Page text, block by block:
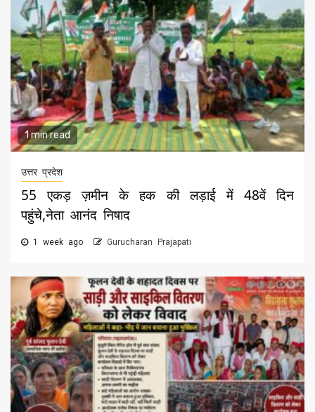
1 min read
उत्तर प्रदेश
55 एकड़ ज़मीन के हक की लड़ाई में 48वें दिन
पहुंचे,नेता आनंद निषाद
1 week ago Gurucharan Prajapati